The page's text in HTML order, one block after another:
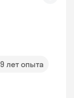
9 лет опыта